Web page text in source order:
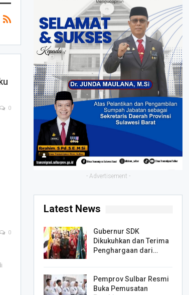
0
0
- Advertisement -
Latest News
Gubernur SDK
Dikukuhkan dan Terima
Penghargaan dari…
Pemprov Sulbar Resmi
Buka Pemusatan